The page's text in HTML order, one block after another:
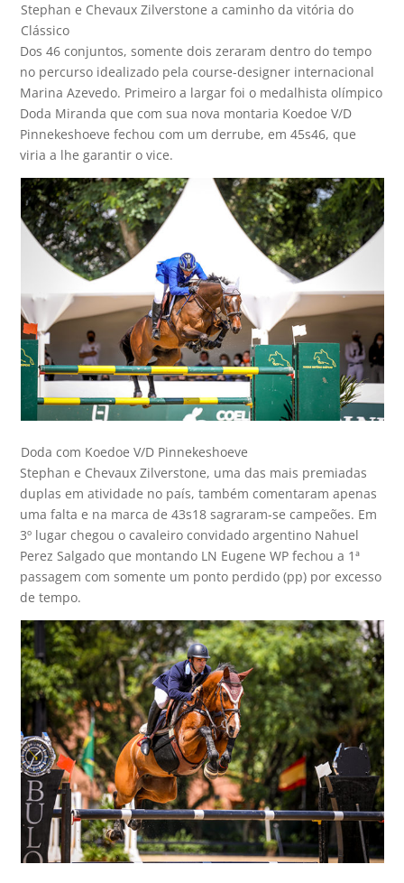
Stephan e Chevaux Zilverstone a caminho da vitória do
Clássico
Dos 46 conjuntos, somente dois zeraram dentro do tempo
no percurso idealizado pela course-designer internacional
Marina Azevedo. Primeiro a largar foi o medalhista olímpico
Doda Miranda que com sua nova montaria Koedoe V/D
Pinnekeshoeve fechou com um derrube, em 45s46, que
viria a lhe garantir o vice.
Doda com Koedoe V/D Pinnekeshoeve
Stephan e Chevaux Zilverstone, uma das mais premiadas
duplas em atividade no país, também comentaram apenas
uma falta e na marca de 43s18 sagraram-se campeões. Em
3º lugar chegou o cavaleiro convidado argentino Nahuel
Perez Salgado que montando LN Eugene WP fechou a 1ª
passagem com somente um ponto perdido (pp) por excesso
de tempo.